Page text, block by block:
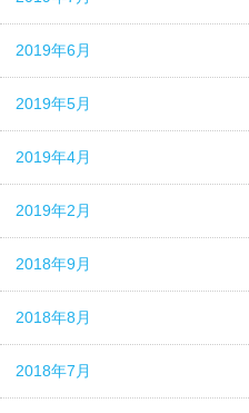
2019年6月
2019年5月
2019年4月
2019年2月
2018年9月
2018年8月
2018年7月